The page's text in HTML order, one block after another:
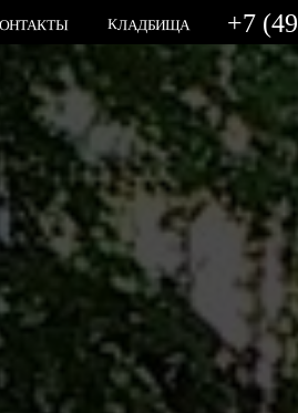
КЛАДБИЩА +7 (495) 968-35-33
КЛАДБИЩА